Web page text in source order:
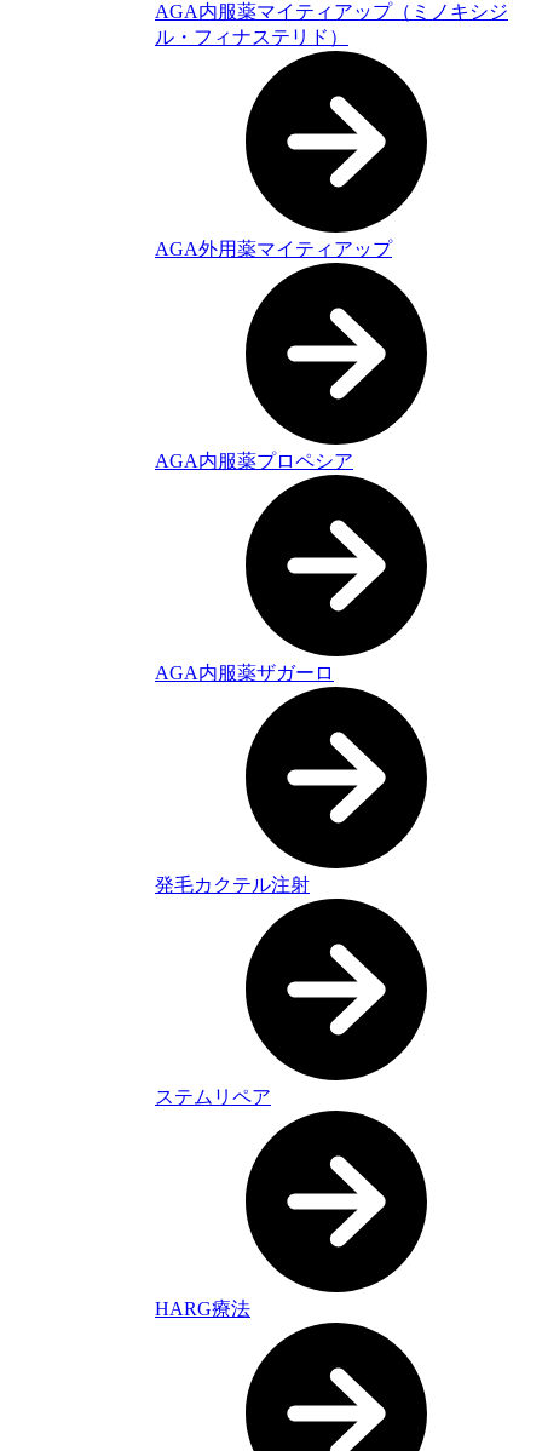
AGA内服薬マイティアップ（ミノキシジ
ル・フィナステリド）
AGA外用薬マイティアップ
AGA内服薬プロペシア
AGA内服薬ザガーロ
発毛カクテル注射
ステムリペア
HARG療法